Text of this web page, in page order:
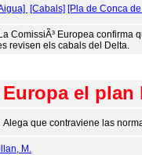
[Cabals] [Pla de Conca
La ComissiÃ³ Europea confirma
revisen els cabals del Delta.
el
Alega que contraviene las
M.